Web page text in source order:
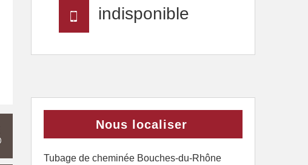
indisponible
Nous localiser
Tubage de cheminée Bouches-du-Rhône